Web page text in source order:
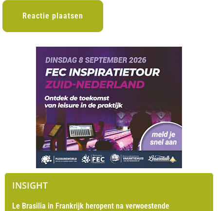
INSIGHT
Le Brasilia in Frankrijk heropent na verwoestende